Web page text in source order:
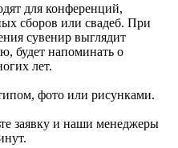
для конференций,
сборов или свадеб. При
сувенир выглядит
будет напоминать о
лет.
фото или рисунками.
заявку и наши менеджеры